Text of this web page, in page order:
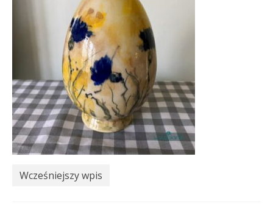
Wcześniejszy wpis